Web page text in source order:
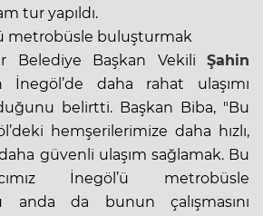
tur yapıldı.
metrobüsle buluşturmak
Belediye Başkan Vekili Şahin
İnegöl’de daha rahat ulaşımı
belirtti. Başkan Biba, "Bu
hemşerilerimize daha hızlı,
güvenli ulaşım sağlamak. Bu
İnegöl’ü metrobüsle
anda da bunun çalışmasını